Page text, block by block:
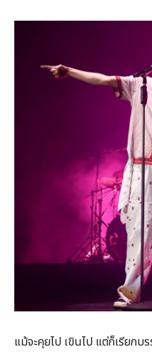
แม้จะคุยไป เขินไป แต่ก็เรียก